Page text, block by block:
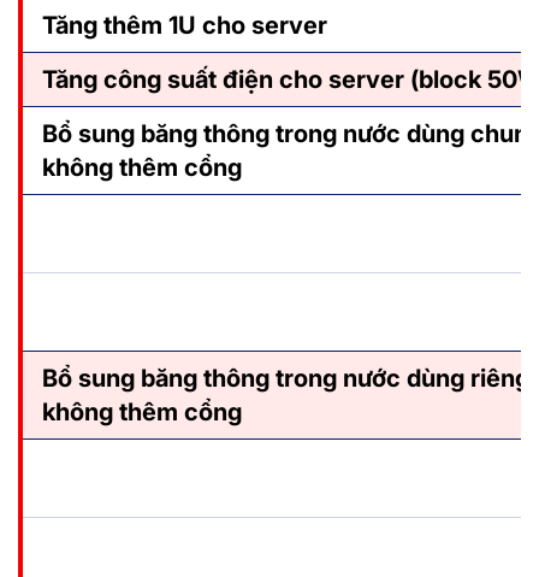
Tăng thêm 1U cho server
Tăng công suất điện cho server (block
Bổ sung băng thông trong nước dùng
không thêm cổng
Bổ sung băng thông trong nước dùng riêng
không thêm cổng